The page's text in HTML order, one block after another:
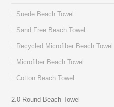
Suede Beach Towel
Sand Free Beach Towel
Recycled Microfiber Beach Towel
Microfiber Beach Towel
Cotton Beach Towel
2.0 Round Beach Towel